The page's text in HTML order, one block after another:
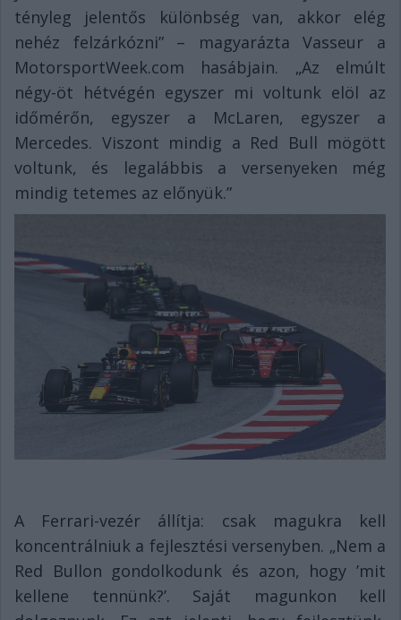
tényleg jelentős különbség van, akkor elég
nehéz felzárkózni” – magyarázta Vasseur a
MotorsportWeek.com hasábjain. „Az elmúlt
négy-öt hétvégén egyszer mi voltunk elöl az
időmérőn, egyszer a McLaren, egyszer a
Mercedes. Viszont mindig a Red Bull mögött
voltunk, és legalábbis a versenyeken még
mindig tetemes az előnyük.”
A Ferrari-vezér állítja: csak magukra kell
koncentrálniuk a fejlesztési versenyben. „Nem a
Red Bullon gondolkodunk és azon, hogy ’mit
kellene tennünk?’. Saját magunkon kell